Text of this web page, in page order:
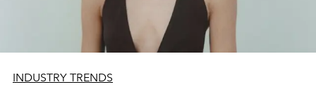
INDUSTRY TRENDS